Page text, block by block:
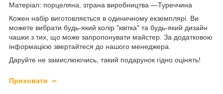
Матеріал: порцеляна, зтрана виробництва —Туреччина
Кожен набір виготовляється в одиничному екземплярі. Ви
можете вибрати будь-який колір "квітка" та будь-який дизайн
чашки з тих, що може запропонувати майстер. За додатковою
інформацією звертайтеся до нашого менеджера.
Даруйте не замислюючись, такий подарунок гідно оцінять!
Приховати